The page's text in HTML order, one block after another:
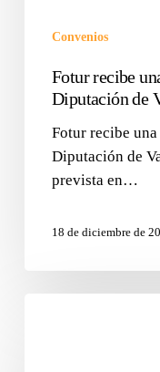
Convenios
Fotur recibe
Diputación de
Fotur recibe
Diputación de
prevista en…
18 de diciembre de